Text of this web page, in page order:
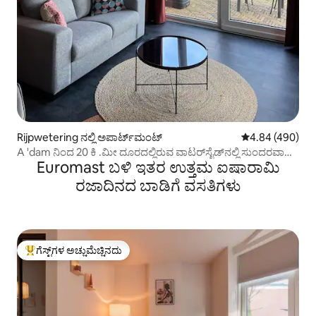
Rijpwetering ನಲ್ಲಿ ಅಪಾರ್ಟ್‌ಮಂಟ್ 5 ರಲ್ಲಿ 4.84
4.84 (490)
A 'dam ನಿಂದ 20 ಕಿ .ಮೀ ದೂರದಲ್ಲಿರುವ ವಾಟರ್‌ಸೈಡ್‌ನಲ್ಲಿ ಸುಂದರವಾದ
ಮನೆ (3)Euromast ಬಳಿ ಇತರ ಉತ್ತಮ ಐಷಾರಾಮಿ
ರಜಾದಿನದ ಬಾಡಿಗೆ ವಸತಿಗಳು
ಗೆಸ್ಟ್‌ಗಳಿಗೆ ಅತಿ ಹೆಚ್ಚು ಅಚ್ಚುಮೆಚ್ಚಿನದು
ಗೆಸ್ಟ್‌ಗಳ ಅಚ್ಚುಮೆಚ್ಚಿನದು